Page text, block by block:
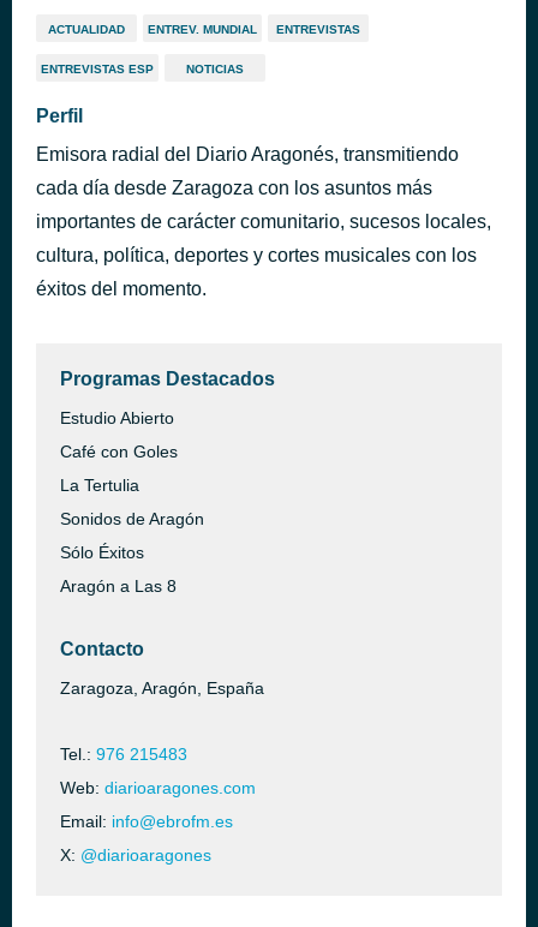
One Fine Feeling Ver3
The Other Night (Full Mix)
Coldplay
Otra Como Tu (Un'altra te)
Eros Ramazzotti
hace 14 minutos
ACTUALIDAD ENTREV. MUNDIAL ENTREVISTAS
ENTREVISTAS ESP NOTICIAS
Perfil
Emisora radial del Diario Aragonés, transmitiendo
cada día desde Zaragoza con los asuntos más
importantes de carácter comunitario, sucesos locales,
cultura, política, deportes y cortes musicales con los
éxitos del momento.
Programas Destacados
Estudio Abierto
Café con Goles
La Tertulia
Sonidos de Aragón
Sólo Éxitos
Aragón a Las 8
Contacto
Zaragoza, Aragón, España
Tel.: 976 215483
Web: diarioaragones.com
Email: info@ebrofm.es
X: @diarioaragones